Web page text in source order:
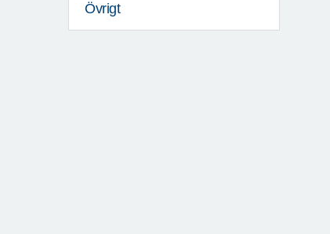
Övrigt